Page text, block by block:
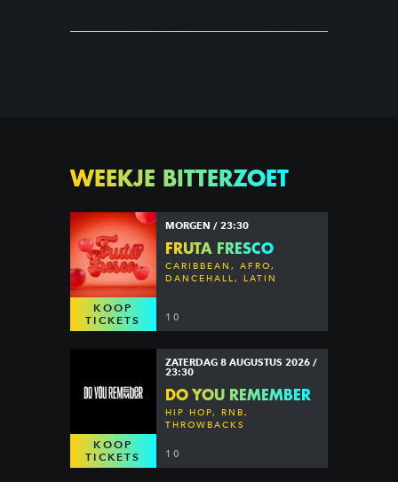
WEEKJE BITTERZOET
KOOP
TICKETS
MORGEN / 23:30
FRUTA FRESCO
CARIBBEAN, AFRO,
DANCEHALL, LATIN
10
KOOP
TICKETS
ZATERDAG 8 AUGUSTUS 2026 /
23:30
DO YOU REMEMBER
HIP HOP, RNB,
THROWBACKS
10